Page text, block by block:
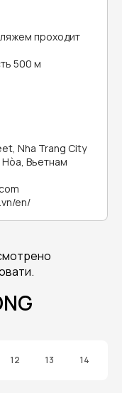
проходит
500 м
Nha Trang City
Вьетнам
en/
12 13 14